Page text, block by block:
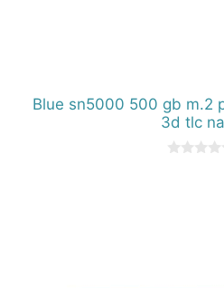
Blue sn5000 500 gb m.2
3d tlc